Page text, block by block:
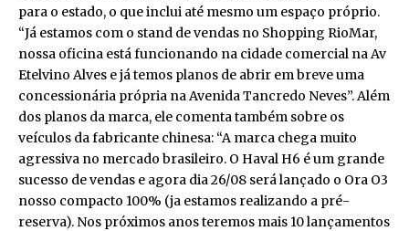
para o estado, o que inclui até mesmo um espaço próprio.
“Já estamos com o stand de vendas no Shopping RioMar,
nossa oficina está funcionando na cidade comercial na Av
Etelvino Alves e já temos planos de abrir em breve uma
concessionária própria na Avenida Tancredo Neves”. Além
dos planos da marca, ele comenta também sobre os
veículos da fabricante chinesa: “A marca chega muito
agressiva no mercado brasileiro. O Haval H6 é um grande
sucesso de vendas e agora dia 26/08 será lançado o Ora O3
nosso compacto 100% (ja estamos realizando a pré-
reserva). Nos próximos anos teremos mais 10 lançamentos